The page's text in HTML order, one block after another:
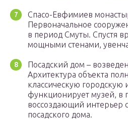
Спасо-Евфимиев
Первоначальное
в период Смуты. Спустя
мощными стенами,
Посадский дом –
Архитектура объекта
классическую городскую
функционирует музей, в
воссоздающий интерьер
посадского дома.